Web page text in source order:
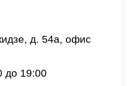
д. 54а, офис
до 19:00